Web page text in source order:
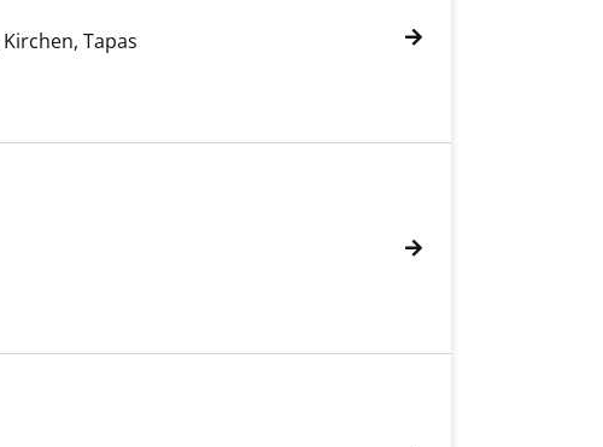
Tapas